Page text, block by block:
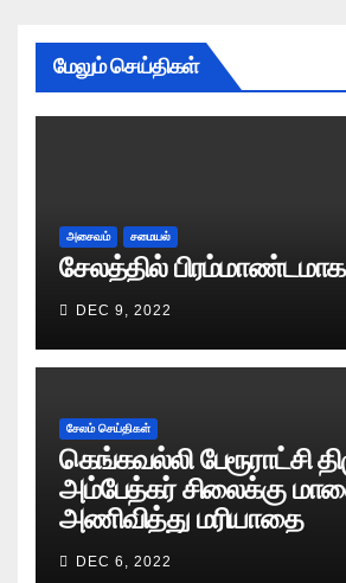
மேலும் செய்திகள்
அசைவம் சமையல்
சேலத்தில்
DEC 9, 2022
சேலம் செய்திகள்
கெங்கவல்லி பேரூராட்சி
அம்பேத்கர் சிலைக்கு
அணிவித்து மரியாதை
DEC 6, 2022